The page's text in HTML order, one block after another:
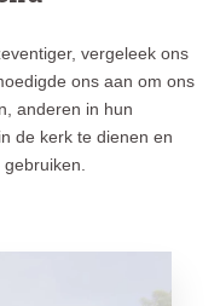
vergeleek ons
ons aan om ons
anderen in hun
de kerk te dienen en